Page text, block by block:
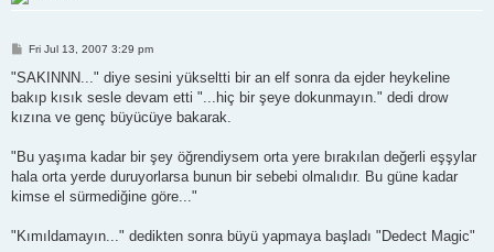
P
s
Fri Jul 13, 2007 3:29 pm
"SAKINNN..." diye sesini yükseltti bir an elf sonra da ejder heykeline
bakıp kısık sesle devam etti "...hiç bir şeye dokunmayın." dedi drow
kızına ve genç büyücüye bakarak.
"Bu yaşıma kadar bir şey öğrendiysem orta yere bırakılan değerli eşşylar
hala orta yerde duruyorlarsa bunun bir sebebi olmalıdır. Bu güne kadar
kimse el sürmediğine göre..."
"Kımıldamayın..." dedikten sonra büyü yapmaya başladı "Dedect Magic"